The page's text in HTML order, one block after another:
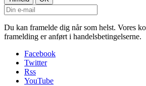
Du kan framelde dig når som helst. Vores
framelding er anført i handelsbetingelserne.
Facebook
Twitter
Rss
YouTube